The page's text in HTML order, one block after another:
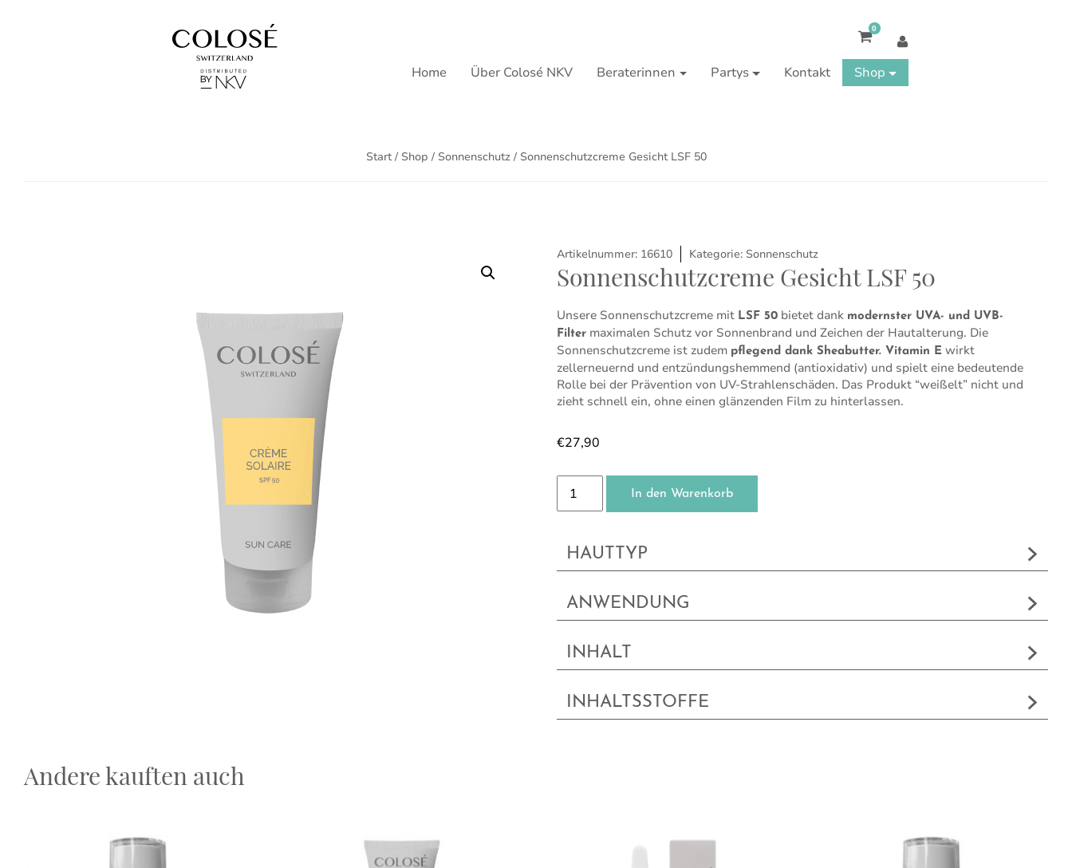
0
Home Über Colosé NKV Beraterinnen Partys Kontakt Shop
Start/ Shop / Sonnenschutz/ Sonnenschutzcreme Gesicht LSF 50
Artikelnummer: 16610 Kategorie: Sonnenschutz
Sonnenschutzcreme Gesicht LSF 50
Unsere Sonnenschutzcreme mit LSF 50bietet dank modernster UVA- und UVB-
Filtermaximalen Schutz vor Sonnenbrand und Zeichen der Hautalterung. Die
Sonnenschutzcreme ist zudem pflegend dank Sheabutter. Vitamin Ewirkt
zellerneuernd und entzündungshemmend (antioxidativ) und spielt eine bedeutende
Rolle bei der Prävention von UV-Strahlenschäden. Das Produkt “weißelt” nicht und
zieht schnell ein, ohne einen glänzenden Film zu hinterlassen.
€27,90
Sonnenschutzcreme Gesicht LSF 50 Menge
In den Warenkorb
HAUTTYP
ANWENDUNG
INHALT
INHALTSSTOFFE
Andere kauften auch